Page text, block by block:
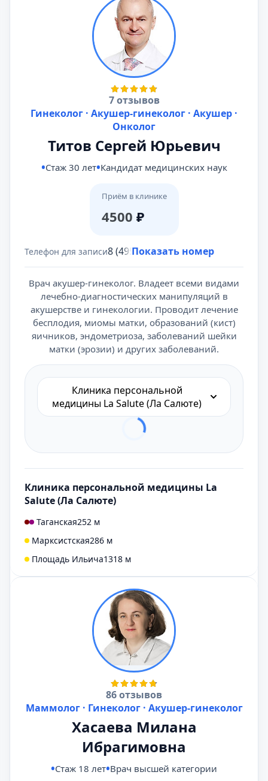
7 отзывов
Гинеколог · Акушер-гинеколог · Акушер ·
Онколог
Титов Сергей Юрьевич
Стаж 30 лет Кандидат медицинских наук
Приём в клинике
4500 ₽
Телефон для записи8 (495) 431-69-47
Показать номер
Врач акушер-гинеколог. Владеет всеми видами
лечебно-диагностических манипуляций в
акушерстве и гинекологии. Проводит лечение
бесплодия, миомы матки, образований (кист)
яичников, эндометриоза, заболеваний шейки
матки (эрозии) и других заболеваний.
Клиника персональной
медицины La Salute (Ла Салюте)
Клиника персональной медицины La
Salute (Ла Салюте)
Таганская252 м
Марксистская286 м
Площадь Ильича1318 м
86 отзывов
Маммолог · Гинеколог · Акушер-гинеколог
Хасаева Милана
Ибрагимовна
Стаж 18 лет Врач высшей категории